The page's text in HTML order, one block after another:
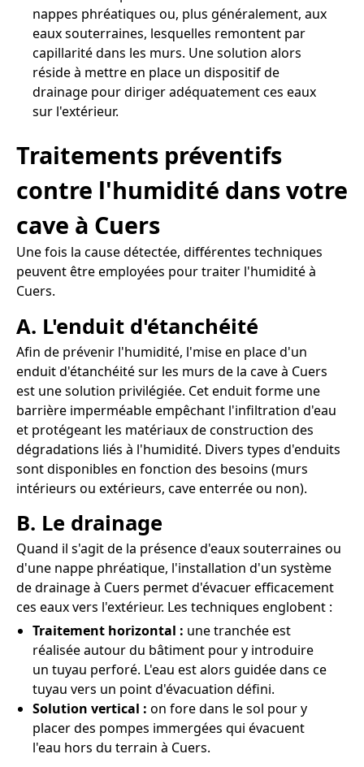
nappes phréatiques ou, plus généralement, aux
eaux souterraines, lesquelles remontent par
capillarité dans les murs. Une solution alors
réside à mettre en place un dispositif de
drainage pour diriger adéquatement ces eaux
sur l'extérieur.
Traitements préventifs
contre l'humidité dans votre
cave à Cuers
Une fois la cause détectée, différentes techniques
peuvent être employées pour traiter l'humidité à
Cuers.
A. L'enduit d'étanchéité
Afin de prévenir l'humidité, l'mise en place d'un
enduit d'étanchéité sur les murs de la cave à Cuers
est une solution privilégiée. Cet enduit forme une
barrière imperméable empêchant l'infiltration d'eau
et protégeant les matériaux de construction des
dégradations liés à l'humidité. Divers types d'enduits
sont disponibles en fonction des besoins (murs
intérieurs ou extérieurs, cave enterrée ou non).
B. Le drainage
Quand il s'agit de la présence d'eaux souterraines ou
d'une nappe phréatique, l'installation d'un système
de drainage à Cuers permet d'évacuer efficacement
ces eaux vers l'extérieur. Les techniques englobent :
Traitement horizontal : une tranchée est
réalisée autour du bâtiment pour y introduire
un tuyau perforé. L'eau est alors guidée dans ce
tuyau vers un point d'évacuation défini.
Solution vertical : on fore dans le sol pour y
placer des pompes immergées qui évacuent
l'eau hors du terrain à Cuers.